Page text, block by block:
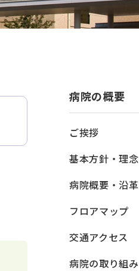
病院の概要
ご挨拶
基本方針・理念
病院概要・沿革
フロアマップ
交通アクセス
病院の取り組み